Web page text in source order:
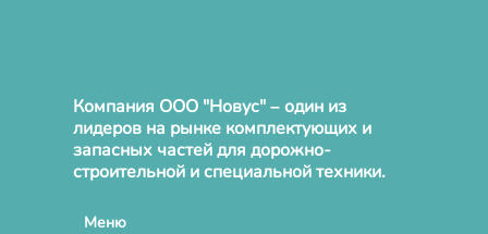
Компания ООО "Новус" – один из
лидеров на рынке комплектующих и
запасных частей для дорожно-
строительной и специальной техники.
Меню